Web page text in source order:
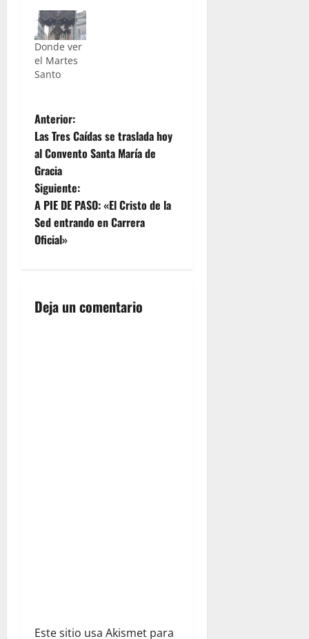
Donde ver
el Martes
Santo
N
a
v
e
g
c
Anterior:
Las Tres Caídas se traslada hoy
al Convento Santa María de
Gracia
Siguiente:
A PIE DE PASO: «El Cristo de la
Sed entrando en Carrera
Oficial»
Deja un comentario
Este sitio usa Akismet para